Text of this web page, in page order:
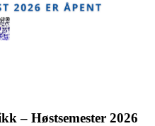
– Høstsemester 2026